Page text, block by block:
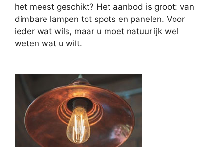
het meest geschikt? Het aanbod is groot: van
dimbare lampen tot spots en panelen. Voor
ieder wat wils, maar u moet natuurlijk wel
weten wat u wilt.